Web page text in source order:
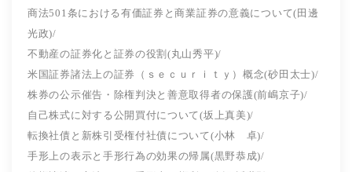
商法501条における有価証券と商業証券の意義について(田邊
光政)/
不動産の証券化と証券の役割(丸山秀平)/
米国証券諸法上の証券（ｓｅｃｕｒｉｔｙ）概念(砂田太士)/
株券の公示催告・除権判決と善意取得者の保護(前嶋京子)/
自己株式に対する公開買付について(坂上真美)/
転換社債と新株引受権付社債について(小林 卓)/
手形上の表示と手形行為の効果の帰属(黒野恭成)/